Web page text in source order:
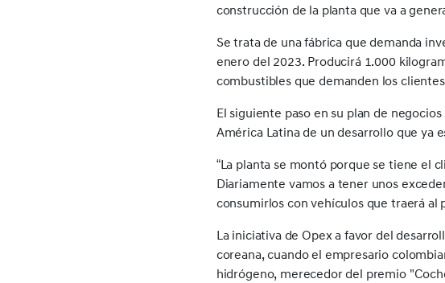
construcción de la planta que va a
Se trata de una fábrica que demanda
enero del 2023. Producirá 1.000
combustibles que demanden los
El siguiente paso en su plan de
América Latina de un desarrollo que ya
“La planta se montó porque se tiene el
Diariamente vamos a tener unos
consumirlos con vehículos que traerá al
La iniciativa de Opex a favor del
coreana, cuando el empresario
hidrógeno, merecedor del premio